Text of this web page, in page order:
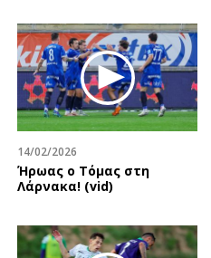
14/02/2026
Ήρωας ο Τόμας στη
Λάρνακα! (vid)